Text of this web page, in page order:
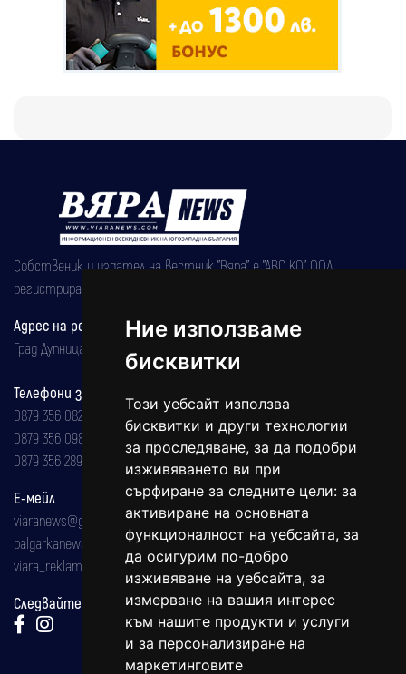
Ние използваме
бисквитки
Този уебсайт използва
бисквитки и други технологии
за проследяване, за да подобри
изживяването ви при
сърфиране за следните цели: за
активиране на основната
функционалност на уебсайта, за
да осигурим по-добро
изживяване на уебсайта, за
измерване на вашия интерес
към нашите продукти и услуги
и за персонализиране на
маркетинговите
Собственик и издател на вестник "Вяра" е "АВС КО" ООД,
регистрирана на 08.05.2002 година.
Адрес на редакцията
Град Дупница, ул.''Христо Ботев" 43
Телефони за реклама и абонаменти
0879 356 082
0879 356 098
0879 356 289
Е-мейл
viaranews@gmail.com
balgarkanews@gmail.com
viara_reklama@mail.bg
Следвайте ни: